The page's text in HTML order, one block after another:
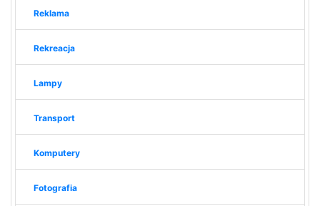
Reklama
Rekreacja
Lampy
Transport
Komputery
Fotografia